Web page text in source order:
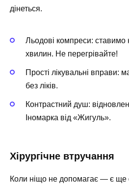
дінеться.
Льодові компреси: ставимо
хвилин. Не перегрівайте!
Прості лікувальні вправи:
без ліків.
Контрастний душ:
Іномарка від «Жигуль».
Хірургічне втручання
Коли ніщо не допомагає — є ще